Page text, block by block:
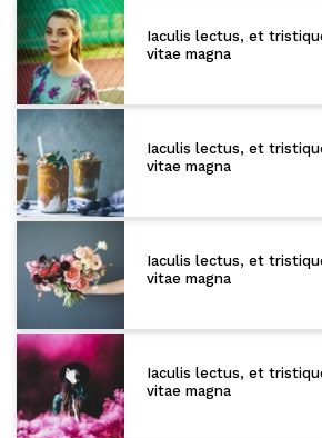
Iaculis lectus, et
vitae magna
Iaculis lectus, et
vitae magna
Iaculis lectus, et
vitae magna
Iaculis lectus, et
vitae magna